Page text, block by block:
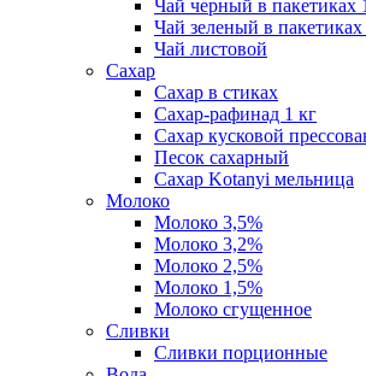
Чай черный в пакетиках
Чай зеленый в пакетиках
Чай листовой
Сахар
Сахар в стиках
Сахар-рафинад 1 кг
Сахар кусковой
Песок сахарный
Сахар Kotanyi мельница
Молоко
Молоко 3,5%
Молоко 3,2%
Молоко 2,5%
Молоко 1,5%
Молоко сгущенное
Сливки
Сливки порционные